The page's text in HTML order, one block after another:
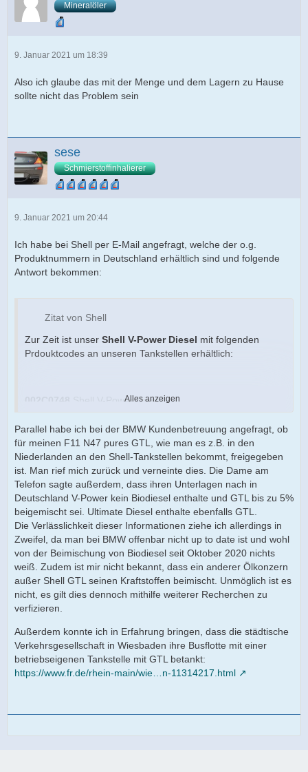
Mineralöler
9. Januar 2021 um 18:39
Also ich glaube das mit der Menge und dem Lagern zu Hause
sollte nicht das Problem sein
sese
Schmierstoffinhalierer
9. Januar 2021 um 20:44
Ich habe bei Shell per E-Mail angefragt, welche der o.g.
Produktnummern in Deutschland erhältlich sind und folgende
Antwort bekommen:
Zitat von Shell
Zur Zeit ist unser Shell V-Power Diesel mit folgenden
Prdouktcodes an unseren Tankstellen erhältlich:
Shell V-Power Diesel
Seit Oktober 2020 ist es möglich, dass in unseremShell V-
Power Diesel Komponenten aus biologischem Anbau
(FAME, Fettsäuremethylester, engl. fatty acid methyl ester)
enthalten sind.
Die Höhe eines möglichen Anteils ist regional
unterschiedlich und kann dementsprechend
flächendeckend nur mit maximal 7% angegeben werden.
Somit müssen wir auch beide Sicherheitsdatenblätter
vorhalten.
Produktkatalog sind für Deutschland bzw. für unsere
Endkunden nicht relevant.
Alles anzeigen
Parallel habe ich bei der BMW Kundenbetreuung angefragt, ob
für meinen F11 N47 pures GTL, wie man es z.B. in den
Niederlanden an den Shell-Tankstellen bekommt, freigegeben
ist. Man rief mich zurück und verneinte dies. Die Dame am
Telefon sagte außerdem, dass ihren Unterlagen nach in
Deutschland V-Power kein Biodiesel enthalte und GTL bis zu 5%
beigemischt sei. Ultimate Diesel enthalte ebenfalls GTL.
Die Verlässlichkeit dieser Informationen ziehe ich allerdings in
Zweifel, da man bei BMW offenbar nicht up to date ist und wohl
von der Beimischung von Biodiesel seit Oktober 2020 nichts
weiß. Zudem ist mir nicht bekannt, dass ein anderer Ölkonzern
außer Shell GTL seinen Kraftstoffen beimischt. Unmöglich ist es
nicht, es gilt dies dennoch mithilfe weiterer Recherchen zu
verfizieren.
Außerdem konnte ich in Erfahrung bringen, dass die städtische
Verkehrsgesellschaft in Wiesbaden ihre Busflotte mit einer
betriebseigenen Tankstelle mit GTL betankt:
https://www.fr.de/rhein-main/wie…n-11314217.html